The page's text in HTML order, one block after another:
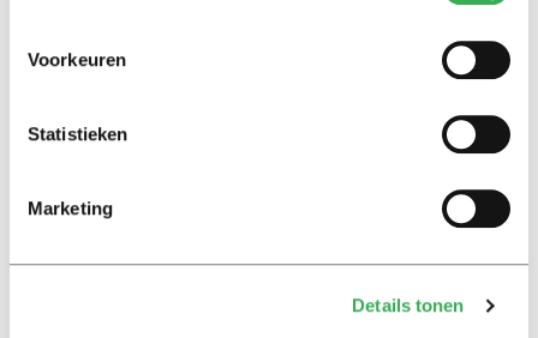
Voorkeuren
Statistieken
Marketing
Details tonen
slaapmiddelen: zo komen
studenten de tentamenperiode
zodat studenten zich breder